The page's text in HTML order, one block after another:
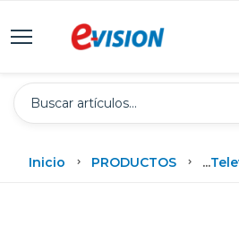
Inicio PRODUCTOS ...